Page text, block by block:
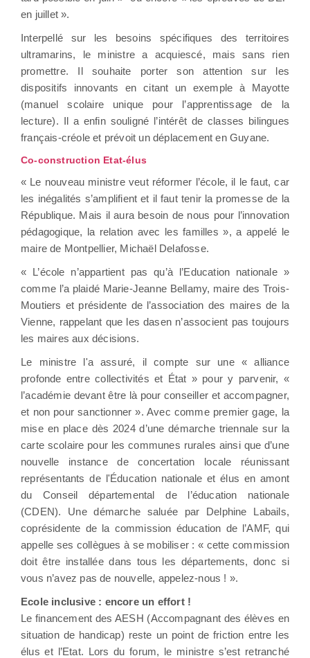
en juillet ».
Interpellé sur les besoins spécifiques des territoires
ultramarins, le ministre a acquiescé, mais sans rien
promettre. Il souhaite porter son attention sur les
dispositifs innovants en citant un exemple à Mayotte
(manuel scolaire unique pour l’apprentissage de la
lecture). Il a enfin souligné l’intérêt de classes bilingues
français-créole et prévoit un déplacement en Guyane.
Co-construction Etat-élus
« Le nouveau ministre veut réformer l’école, il le faut, car
les inégalités s’amplifient et il faut tenir la promesse de la
République. Mais il aura besoin de nous pour l’innovation
pédagogique, la relation avec les familles », a appelé le
maire de Montpellier, Michaël Delafosse.
« L’école n’appartient pas qu’à l’Education nationale »
comme l’a plaidé Marie-Jeanne Bellamy, maire des Trois-
Moutiers et présidente de l’association des maires de la
Vienne, rappelant que les dasen n’associent pas toujours
les maires aux décisions.
Le ministre l'a assuré, il compte sur une « alliance
profonde entre collectivités et État » pour y parvenir, «
l’académie devant être là pour conseiller et accompagner,
et non pour sanctionner ». Avec comme premier gage, la
mise en place dès 2024 d’une démarche triennale sur la
carte scolaire pour les communes rurales ainsi que d’une
nouvelle instance de concertation locale réunissant
représentants de l'Éducation nationale et élus en amont
du Conseil départemental de l’éducation nationale
(CDEN). Une démarche saluée par Delphine Labails,
coprésidente de la commission éducation de l’AMF, qui
appelle ses collègues à se mobiliser : « cette commission
doit être installée dans tous les départements, donc si
vous n’avez pas de nouvelle, appelez-nous ! ».
Ecole inclusive : encore un effort !
Le financement des AESH (Accompagnant des élèves en
situation de handicap) reste un point de friction entre les
élus et l’Etat. Lors du forum, le ministre s’est retranché